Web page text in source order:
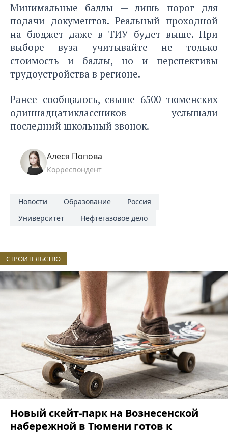
Минимальные баллы — лишь порог для
подачи документов. Реальный проходной
на бюджет даже в ТИУ будет выше. При
выборе вуза учитывайте не только
стоимость и баллы, но и перспективы
трудоустройства в регионе.
Ранее сообщалось, свыше 6500 тюменских
одиннадцатиклассниковуслышали
последний школьный звонок.
Алеся Попова
Корреспондент
Новости Образование
Россия
Университет
Нефтегазовое дело
СТРОИТЕЛЬСТВО
Новый скейт-парк на Вознесенской
набережной в Тюмени готов к